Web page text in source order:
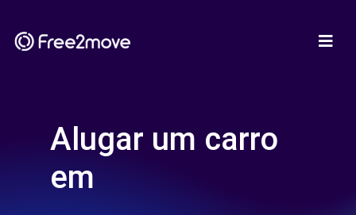
Alugar um carro
em